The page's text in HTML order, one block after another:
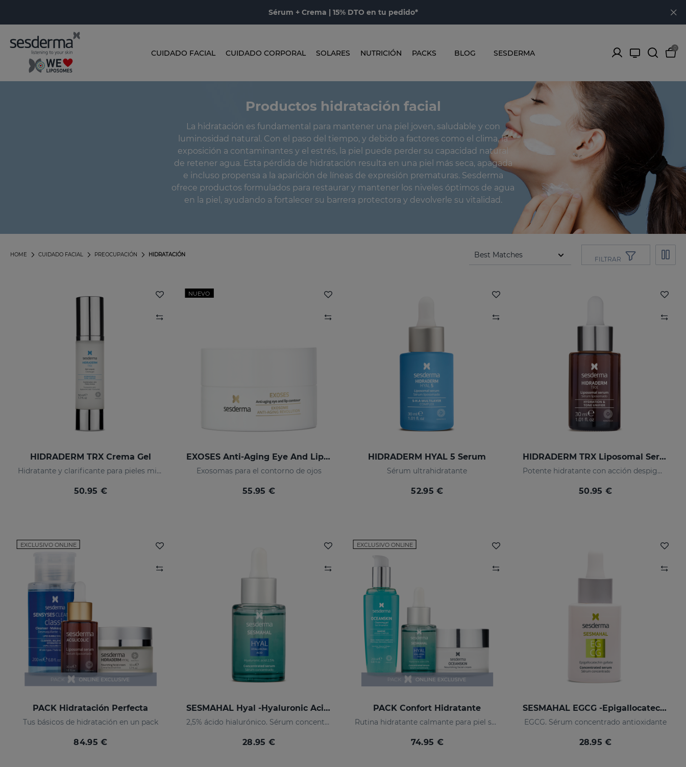
Sérum + Crema | 15% DTO en tu pedido*
CUIDADO FACIAL CUIDADO CORPORAL SOLARES NUTRICIÓN PACKS BLOG SESDERMA
0
Productos hidratación facial
La hidratación es fundamental para mantener una piel joven, saludable y con
luminosidad natural. Con el paso del tiempo, y debido a factores como el clima, la
exposición a contaminantes y el estrés, la piel puede perder su capacidad natural
de retener agua. Esta pérdida de hidratación resulta en una piel más seca, apagada
e incluso propensa a la aparición de líneas de expresión prematuras. Sesderma
ofrece productos formulados para restaurar y mantener los niveles óptimos de agua
en la piel, ayudando a fortalecer su barrera protectora y devolverle su vitalidad.
HIDRATACIÓN
PREOCUPACIÓN
CUIDADO FACIAL
HOME
FILTRAR
HIDRADERM TRX Crema Gel
Hidratante y clarificante para pieles mixtas
50.95 €
NUEVO
EXOSES Anti-Aging Eye And Lip Contour
Exosomas para el contorno de ojos
55.95 €
HIDRADERM HYAL 5 Serum
Sérum ultrahidratante
52.95 €
HIDRADERM TRX Liposomal Serum
Potente hidratante con acción despigmentante
50.95 €
EXCLUSIVO ONLINE
PACK Hidratación Perfecta
Tus básicos de hidratación en un pack
84.95 €
SESMAHAL Hyal -Hyaluronic Acid 2.5%
2,5% ácido hialurónico. Sérum concentrado rellenador
28.95 €
EXCLUSIVO ONLINE
PACK Confort Hidratante
Rutina hidratante calmante para piel seca o sensibilizada
74.95 €
SESMAHAL EGCG -Epigallocatechin Gallate
EGCG. Sérum concentrado antioxidante
28.95 €